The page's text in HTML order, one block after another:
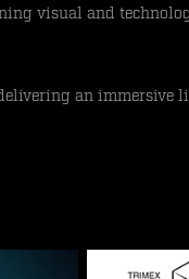
visual and
an immersive